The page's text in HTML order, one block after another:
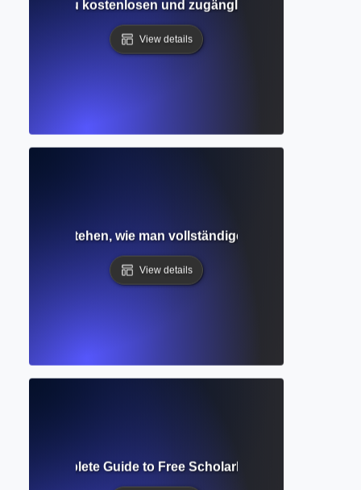
Leitfaden zu kostenlosen und zugänglichen
View details
Verstehen, wie man vollständige akademische
View details
Complete Guide to Free Scholarly Search and